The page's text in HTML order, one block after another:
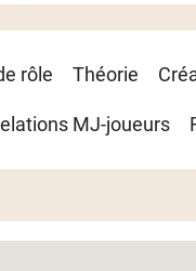
rôle Théorie
MJ-joueurs